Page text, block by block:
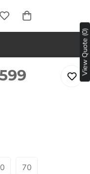
70
View Quote (0)